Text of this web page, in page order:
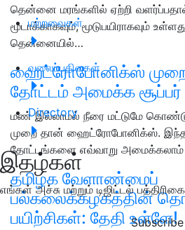
மற்றவைகள்
வலைப்பதிவுகள்
Directory
இதழ்கள்
எங்கள் அச்சு மற்றும் டிஜிட்டல்
Subscribe
தென்னை மரங்களில் ஏற்றி
மூடாக்காகவும், மூடுபயிராகவும்
தென்னையில்…
ஹைட்ரோபோனிக்ஸ்
தோட்டம் அமைக்க சூப்பர்
மண் இல்லாமல் நீரை மட்டுமே கொண்டு
முறை தான் ஹைட்ரோபோனிக்ஸ். இந்த
தோட்டங்களை எவ்வாறு அமைக்கலாம்
தமிழக வேளாண்மைப்
பல்கலைக்கழகத்தின்
பயிற்சிகள்: தேதி உள்ளே!